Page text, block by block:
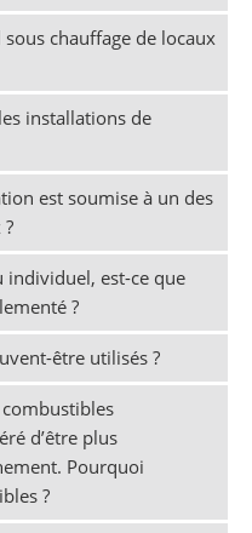
sous chauffage de locaux
installations de
est soumise à un des
individuel, est-ce que
?
être utilisés ?
combustibles
d’être plus
Pourquoi
?